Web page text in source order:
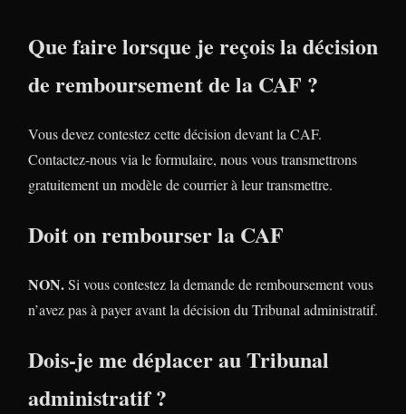
Que faire lorsque je reçois la décision
de remboursement de la CAF ?
Vous devez contestez cette décision devant la CAF.
Contactez-nous via le formulaire, nous vous transmettrons
gratuitement un modèle de courrier à leur transmettre.
Doit on rembourser la CAF
NON.Si vous contestez la demande de remboursement vous
n’avez pas à payer avant la décision du Tribunal administratif.
Dois-je me déplacer au Tribunal
administratif ?